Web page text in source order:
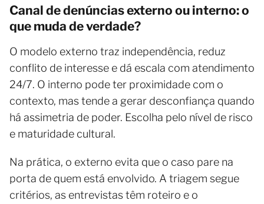
Canal de denúncias externo ou interno: o
que muda de verdade?
O modelo externo traz independência, reduz
conflito de interesse e dá escala com atendimento
24/7. O interno pode ter proximidade com o
contexto, mas tende a gerar desconfiança quando
há assimetria de poder. Escolha pelo nível de risco
e maturidade cultural.
Na prática, o externo evita que o caso pare na
porta de quem está envolvido. A triagem segue
critérios, as entrevistas têm roteiro e o